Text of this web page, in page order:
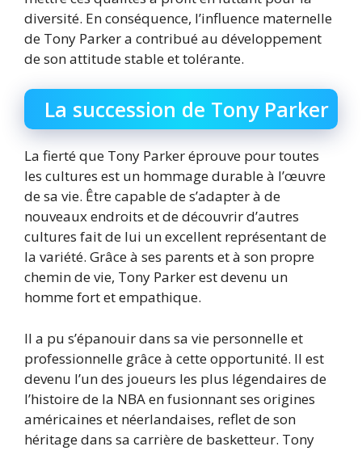
diversité. En conséquence, l’influence maternelle
de Tony Parker a contribué au développement
de son attitude stable et tolérante.
La succession de Tony Parker
La fierté que Tony Parker éprouve pour toutes
les cultures est un hommage durable à l’œuvre
de sa vie. Être capable de s’adapter à de
nouveaux endroits et de découvrir d’autres
cultures fait de lui un excellent représentant de
la variété. Grâce à ses parents et à son propre
chemin de vie, Tony Parker est devenu un
homme fort et empathique.
Il a pu s’épanouir dans sa vie personnelle et
professionnelle grâce à cette opportunité. Il est
devenu l’un des joueurs les plus légendaires de
l’histoire de la NBA en fusionnant ses origines
américaines et néerlandaises, reflet de son
héritage dans sa carrière de basketteur. Tony